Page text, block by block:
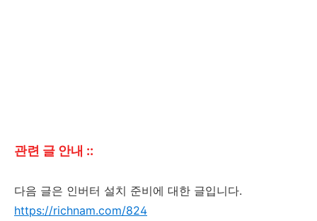
관련 글 안내 ::
다음 글은 인버터 설치 준비에 대한 글입니다.
https://richnam.com/824